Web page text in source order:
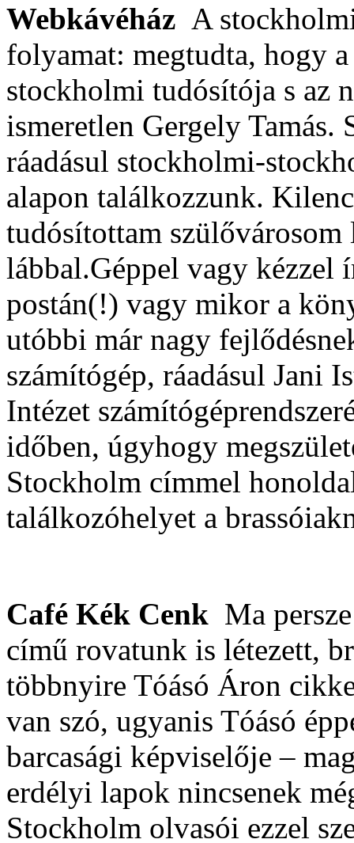
Webkávéház A
folyamat: megtudta, hogy
stockholmi tudósítója s az
ismeretlen Gergely Tamás.
ráadásul stockholmi-
alapon találkozzunk.
tudósítottam
lábbal.Géppel vagy kézzel
postán(!) vagy mikor a
utóbbi már nagy
számítógép, ráadásul Jani
Intézet
időben, úgyhogy
Stockholm címmel
találkozóhelyet a
Café Kék Cenk Ma
című rovatunk is létezett,
többnyire Tóásó Áron
van szó, ugyanis Tóásó
barcasági képviselője –
erdélyi lapok nincsenek
Stockholm olvasói ezzel